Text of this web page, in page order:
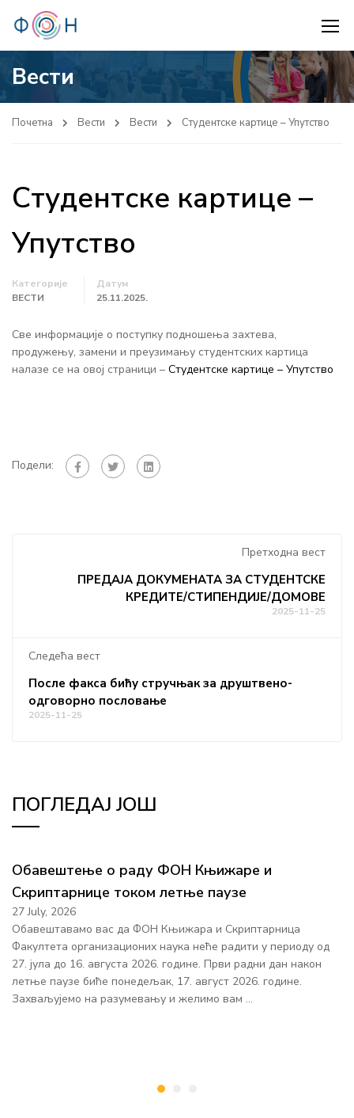
Вести
Почетна Вести Вести Студентске картице – Упутство
Студентске картице –
Упутство
Категорије
ВЕСТИ
Датум
25.11.2025.
Све информације о поступку подношења захтева,
продужењу, замени и преузимању студентских картица
налазе се на овој страници – Студентске картице – Упутство
Подели:
Претходна вест
ПРЕДАЈА ДОКУМЕНАТА ЗА СТУДЕНТСКЕ
КРЕДИТЕ/СТИПЕНДИЈЕ/ДОМОВЕ
2025-11-25
Следећа вест
После факса бићу стручњак за друштвено-
одговорно пословање
2025-11-25
ПОГЛЕДАЈ ЈОШ
Обавештење о раду ФОН Књижаре и
Скриптарнице током летње паузе
27 July, 2026
Обавештавамо вас да ФОН Књижара и Скриптарница
Факултета организационих наука неће радити у периоду од
27. јула до 16. августа 2026. године. Први радни дан након
летње паузе биће понедељак, 17. август 2026. године.
Захваљујемо на разумевању и желимо вам …